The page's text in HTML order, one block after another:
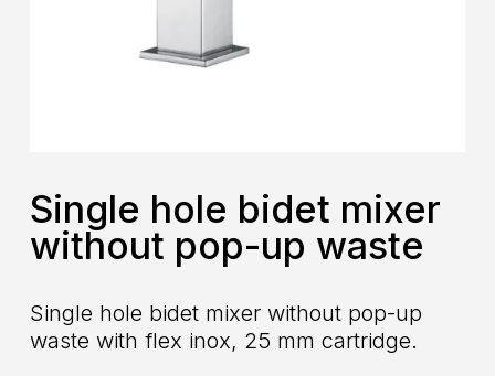
Single hole bidet mixer
without pop-up waste
Single hole bidet mixer without pop-up
waste with flex inox, 25 mm cartridge.